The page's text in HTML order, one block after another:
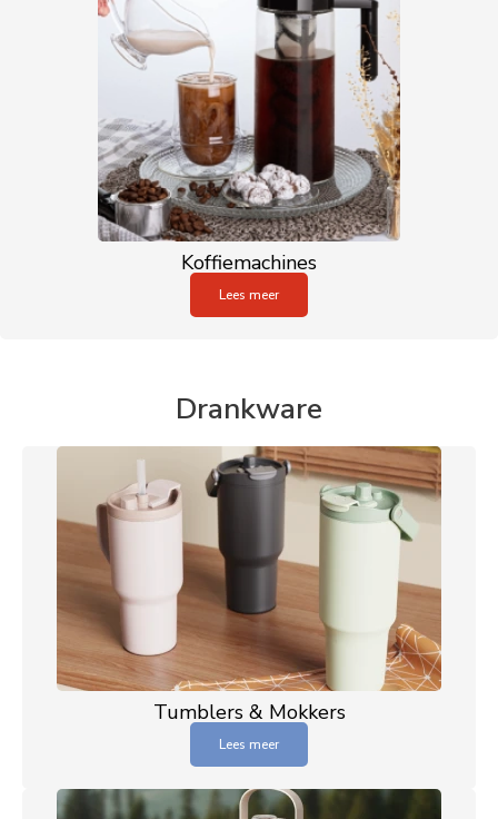
Koffiemachines
Lees meer
Drankware
Tumblers & Mokkers
Lees meer